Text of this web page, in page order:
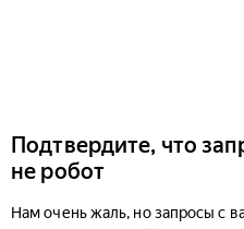
Подтвердите, что
не робот
Нам очень жаль, но запросы с